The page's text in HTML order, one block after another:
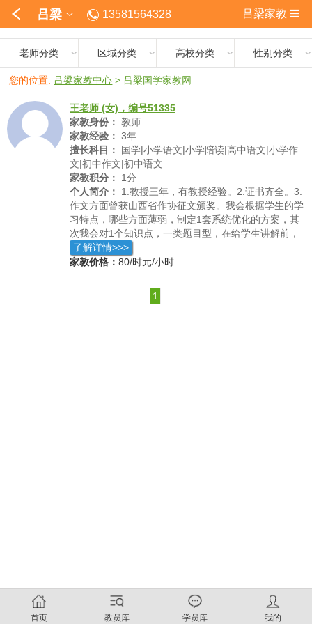
吕梁 13581564328 吕梁家教
老师分类 区域分类 高校分类 性别分类
您的位置: 吕梁家教中心 > 吕梁国学家教网
王老师 (女)，编号51335
家教身份： 教师
家教经验： 3年
擅长科目：
国学|小学语文|小学陪读|高中语文|小学作
文|初中作文|初中语文
家教积分：
1分
个人简介：
1.教授三年，有教授经验。2.证书齐全。3.
作文方面曾获山西省作协征文颁奖。我会根据学生的学
习特点，哪些方面薄弱，制定1套系统优化的方案，其
次我会对1个知识点，一类题目型，在给学生讲解前，
自己要熟透于心，运用易于理解的方式，做到1举反3的
效果。再有就是，以我自己阳光活跃的特点达到1个积
是，自己的努力让学生学有所成，健康快乐学习。
了解详情>>>
家教价格： 80/时元/小时
1
首页 教员库 学员库 我的